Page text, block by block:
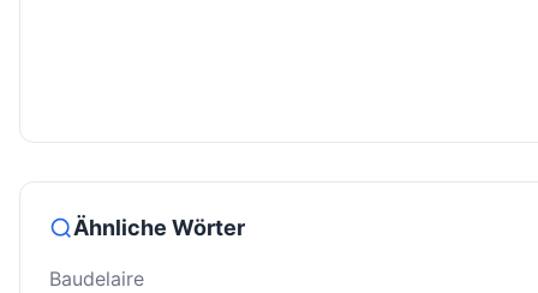
Ähnliche Wörter
Baudelaire